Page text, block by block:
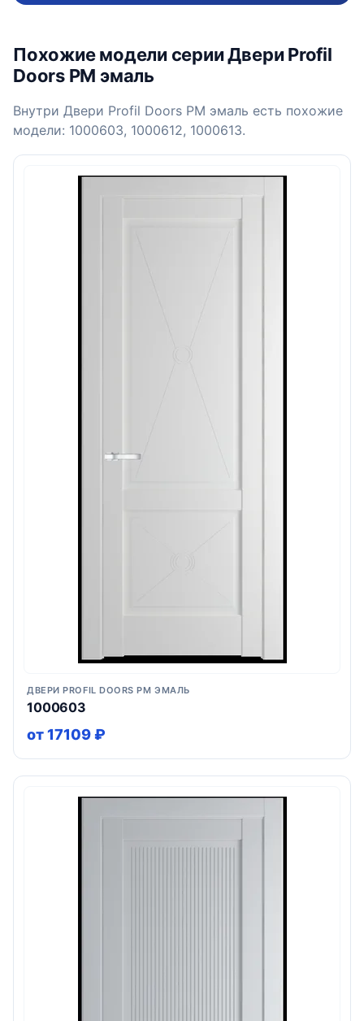
Похожие модели серии Двери Profil
Doors PM эмаль
Внутри Двери Profil Doors PM эмаль есть похожие
модели: 1000603, 1000612, 1000613.
ДВЕРИ PROFIL DOORS PM ЭМАЛЬ
1000603
от 17109 ₽